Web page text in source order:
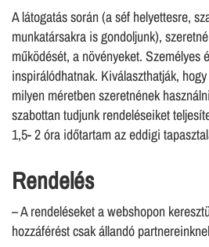
A látogatás során (a séf helyettesre,
munkatársakra is gondoljunk),
működését, a növényeket. Személyes
inspirálódhatnak. Kiválaszthatják,
milyen méretben szeretnének
szabottan tudjunk rendeléseiket
1,5- 2 óra időtartam az eddigi
Rendelés
– A rendeléseket a webshopon
hozzáférést csak állandó